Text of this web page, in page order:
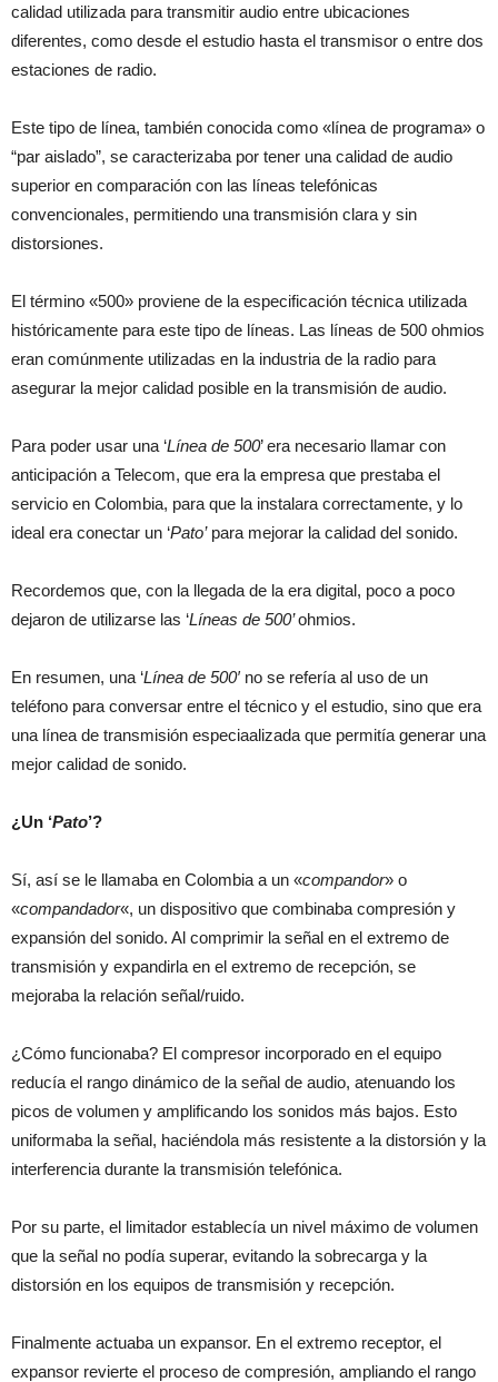
calidad utilizada para transmitir audio entre ubicaciones
diferentes, como desde el estudio hasta el transmisor o entre dos
estaciones de radio.
Este tipo de línea, también conocida como «línea de programa» o
“par aislado”, se caracterizaba por tener una calidad de audio
superior en comparación con las líneas telefónicas
convencionales, permitiendo una transmisión clara y sin
distorsiones.
El término «500» proviene de la especificación técnica utilizada
históricamente para este tipo de líneas. Las líneas de 500 ohmios
eran comúnmente utilizadas en la industria de la radio para
asegurar la mejor calidad posible en la transmisión de audio.
Para poder usar una ‘Línea de 500’ era necesario llamar con
anticipación a Telecom, que era la empresa que prestaba el
servicio en Colombia, para que la instalara correctamente, y lo
ideal era conectar un ‘Pato’para mejorar la calidad del sonido.
Recordemos que, con la llegada de la era digital, poco a poco
dejaron de utilizarse las ‘Líneas de 500’ohmios.
En resumen, una ‘Línea de 500′ no se refería al uso de un
teléfono para conversar entre el técnico y el estudio, sino que era
una línea de transmisión especiaalizada que permitía generar una
mejor calidad de sonido.
¿Un ‘Pato’?
Sí, así se le llamaba en Colombia a un «compandor» o
«compandador«, un dispositivo que combinaba compresión y
expansión del sonido. Al comprimir la señal en el extremo de
transmisión y expandirla en el extremo de recepción, se
mejoraba la relación señal/ruido.
¿Cómo funcionaba? El compresor incorporado en el equipo
reducía el rango dinámico de la señal de audio, atenuando los
picos de volumen y amplificando los sonidos más bajos. Esto
uniformaba la señal, haciéndola más resistente a la distorsión y la
interferencia durante la transmisión telefónica.
Por su parte, el limitador establecía un nivel máximo de volumen
que la señal no podía superar, evitando la sobrecarga y la
distorsión en los equipos de transmisión y recepción.
Finalmente actuaba un expansor. En el extremo receptor, el
expansor revierte el proceso de compresión, ampliando el rango